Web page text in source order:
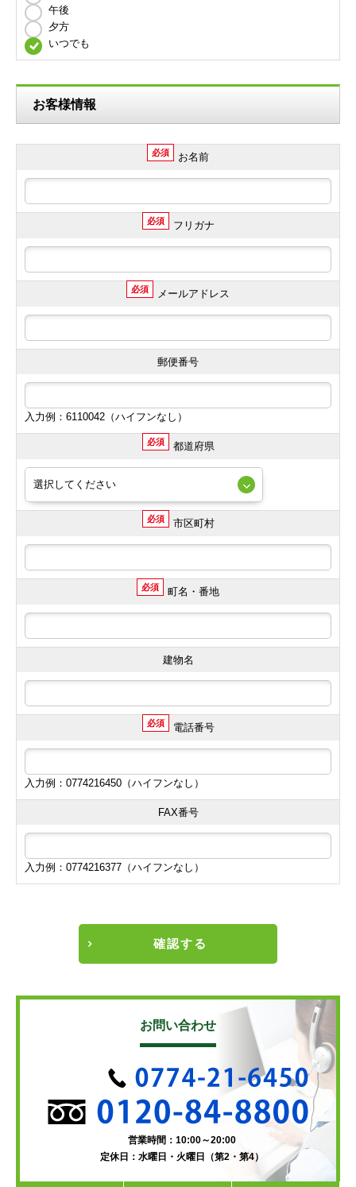
午後
夕方
いつでも
お客様情報
必須 お名前
必須 フリガナ
必須 メールアドレス
郵便番号
入力例：6110042（ハイフンなし）
必須 都道府県
必須 市区町村
必須 町名・番地
建物名
必須 電話番号
入力例：0774216450（ハイフンなし）
FAX番号
入力例：0774216377（ハイフンなし）
確認する
お問い合わせ
営業時間：10:00～20:00
定休日：水曜日・火曜日（第2・第4）